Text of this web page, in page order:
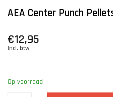
AEA Center Punch
€12,95
Incl. btw
Op voorraad